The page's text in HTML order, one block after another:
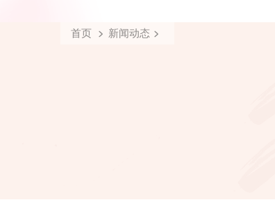
首页 新闻动态